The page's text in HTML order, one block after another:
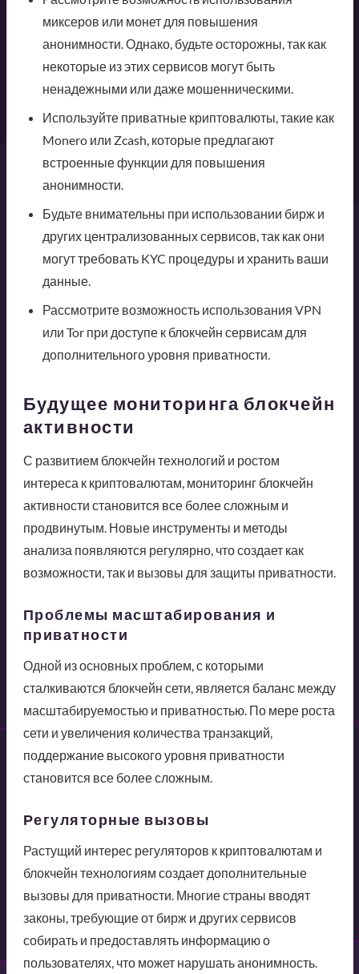
миксеров или монет для повышения
анонимности. Однако, будьте осторожны, так как
некоторые из этих сервисов могут быть
ненадежными или даже мошенническими.
Используйте приватные криптовалюты, такие как
Monero или Zcash, которые предлагают
встроенные функции для повышения
анонимности.
Будьте внимательны при использовании бирж и
других централизованных сервисов, так как они
могут требовать KYC процедуры и хранить ваши
данные.
Рассмотрите возможность использования VPN
или Tor при доступе к блокчейн сервисам для
дополнительного уровня приватности.
Будущее мониторинга блокчейн
активности
С развитием блокчейн технологий и ростом
интереса к криптовалютам, мониторинг блокчейн
активности становится все более сложным и
продвинутым. Новые инструменты и методы
анализа появляются регулярно, что создает как
возможности, так и вызовы для защиты приватности.
Проблемы масштабирования и
приватности
Одной из основных проблем, с которыми
сталкиваются блокчейн сети, является баланс между
масштабируемостью и приватностью. По мере роста
сети и увеличения количества транзакций,
поддержание высокого уровня приватности
становится все более сложным.
Регуляторные вызовы
Растущий интерес регуляторов к криптовалютам и
блокчейн технологиям создает дополнительные
вызовы для приватности. Многие страны вводят
законы, требующие от бирж и других сервисов
собирать и предоставлять информацию о
пользователях, что может нарушать анонимность.